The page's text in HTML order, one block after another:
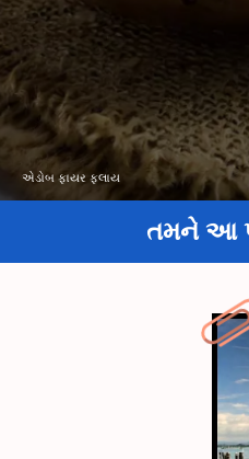
એડોબ ફાયર ફ્લાય
તમને આ